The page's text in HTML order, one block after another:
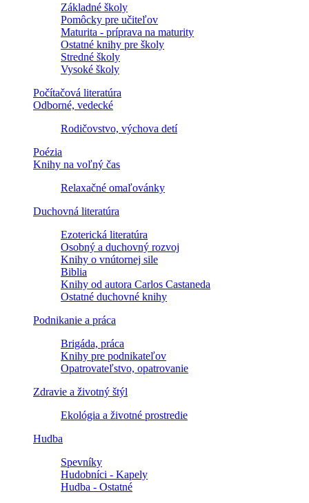
Základné školy
Pomôcky pre učiteľov
Maturita - príprava na maturity
Ostatné knihy pre školy
Stredné školy
Vysoké školy
Počítačová literatúra
Odborné, vedecké
Rodičovstvo, výchova detí
Poézia
Knihy na voľný čas
Relaxačné omaľovánky
Duchovná literatúra
Ezoterická literatúra
Osobný a duchovný rozvoj
Knihy o vnútornej sile
Biblia
Knihy od autora Carlos Castaneda
Ostatné duchovné knihy
Podnikanie a práca
Brigáda, práca
Knihy pre podnikateľov
Opatrovateľstvo, opatrovanie
Zdravie a životný štýl
Ekológia a životné prostredie
Hudba
Spevníky
Hudobníci - Kapely
Hudba - Ostatné